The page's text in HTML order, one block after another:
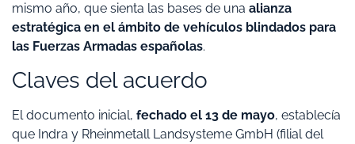
mismo año, que sienta las bases de una alianza
estratégica en el ámbito de vehículos blindados para
las Fuerzas Armadas españolas.
Claves del acuerdo
El documento inicial, fechado el 13 de mayo, establecía
que Indra y Rheinmetall Landsysteme GmbH (filial del